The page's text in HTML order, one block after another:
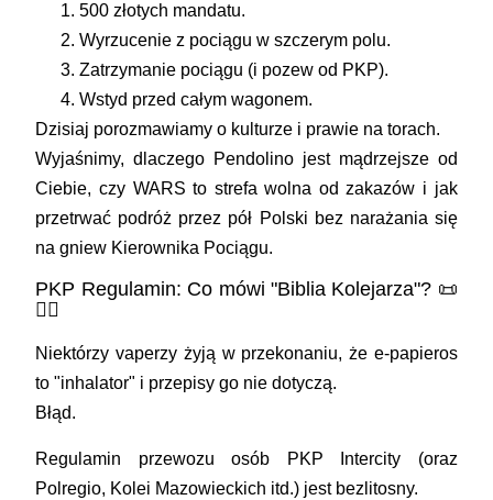
500 złotych mandatu.
Wyrzucenie z pociągu w szczerym polu.
Zatrzymanie pociągu (i pozew od PKP).
Wstyd przed całym wagonem.
Dzisiaj porozmawiamy o kulturze i prawie na torach.
Wyjaśnimy, dlaczego Pendolino jest mądrzejsze od
Ciebie, czy WARS to strefa wolna od zakazów i jak
przetrwać podróż przez pół Polski bez narażania się
na gniew Kierownika Pociągu.
PKP Regulamin: Co mówi "Biblia Kolejarza"? 📜
👮‍♂️
Niektórzy vaperzy żyją w przekonaniu, że e-papieros
to "inhalator" i przepisy go nie dotyczą.
Błąd.
Regulamin przewozu osób PKP Intercity (oraz
Polregio, Kolei Mazowieckich itd.) jest bezlitosny.